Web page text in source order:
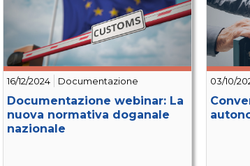
16/12/2024 Documentazione
Documentazione webinar: La
nuova normativa doganale
nazionale
03/10/